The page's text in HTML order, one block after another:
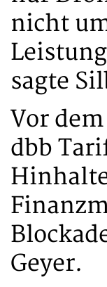
nicht
sagte
Vor
dbb
Geyer.